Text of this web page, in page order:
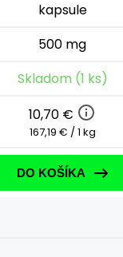
kapsule
500 mg
Skladom (1 ks)
10,70 €
167,19 € / 1 kg
DO KOŠÍKA